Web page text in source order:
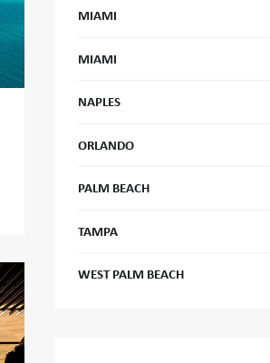
MIAMI
MIAMI
NAPLES
ORLANDO
PALM BEACH
TAMPA
WEST PALM BEACH